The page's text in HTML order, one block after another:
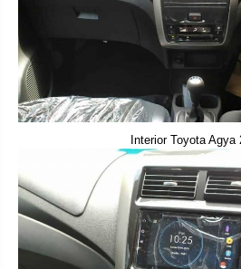
Interior Toyota